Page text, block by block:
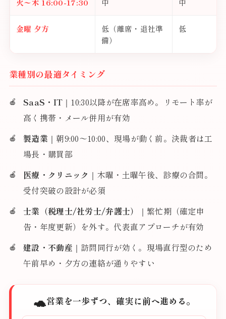
火〜木 16:00-17:30 中 中
金曜 夕方
低（離席・退社準
備）
低
業種別の最適タイミング
SaaS・IT ｜10:30以降が在席率高め。リモート率が
高く携帯・メール併用が有効
製造業 ｜朝9:00〜10:00、現場が動く前。決裁者は工
場長・購買部
医療・クリニック ｜木曜・土曜午後、診療の合間。
受付突破の設計が必須
士業（税理士/社労士/弁護士）
｜繁忙期（確定申
告・年度更新）を外す。代表直アプローチが有効
建設・不動産 ｜訪問同行が効く。現場直行型のため
午前早め・夕方の連絡が通りやすい
🐢営業を一歩ずつ、確実に前へ進める。